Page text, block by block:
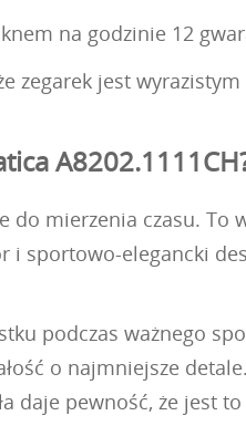
na godzinie 12
zegarek jest
mierzenia czasu.
i sportowo-elegancki
podczas ważnego
o najmniejsze
daje pewność, że jest